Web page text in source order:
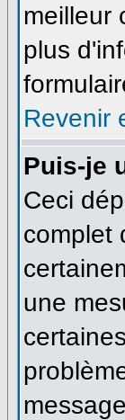
meilleur
plus
Revenir
Puis-je
Ceci
complet
une